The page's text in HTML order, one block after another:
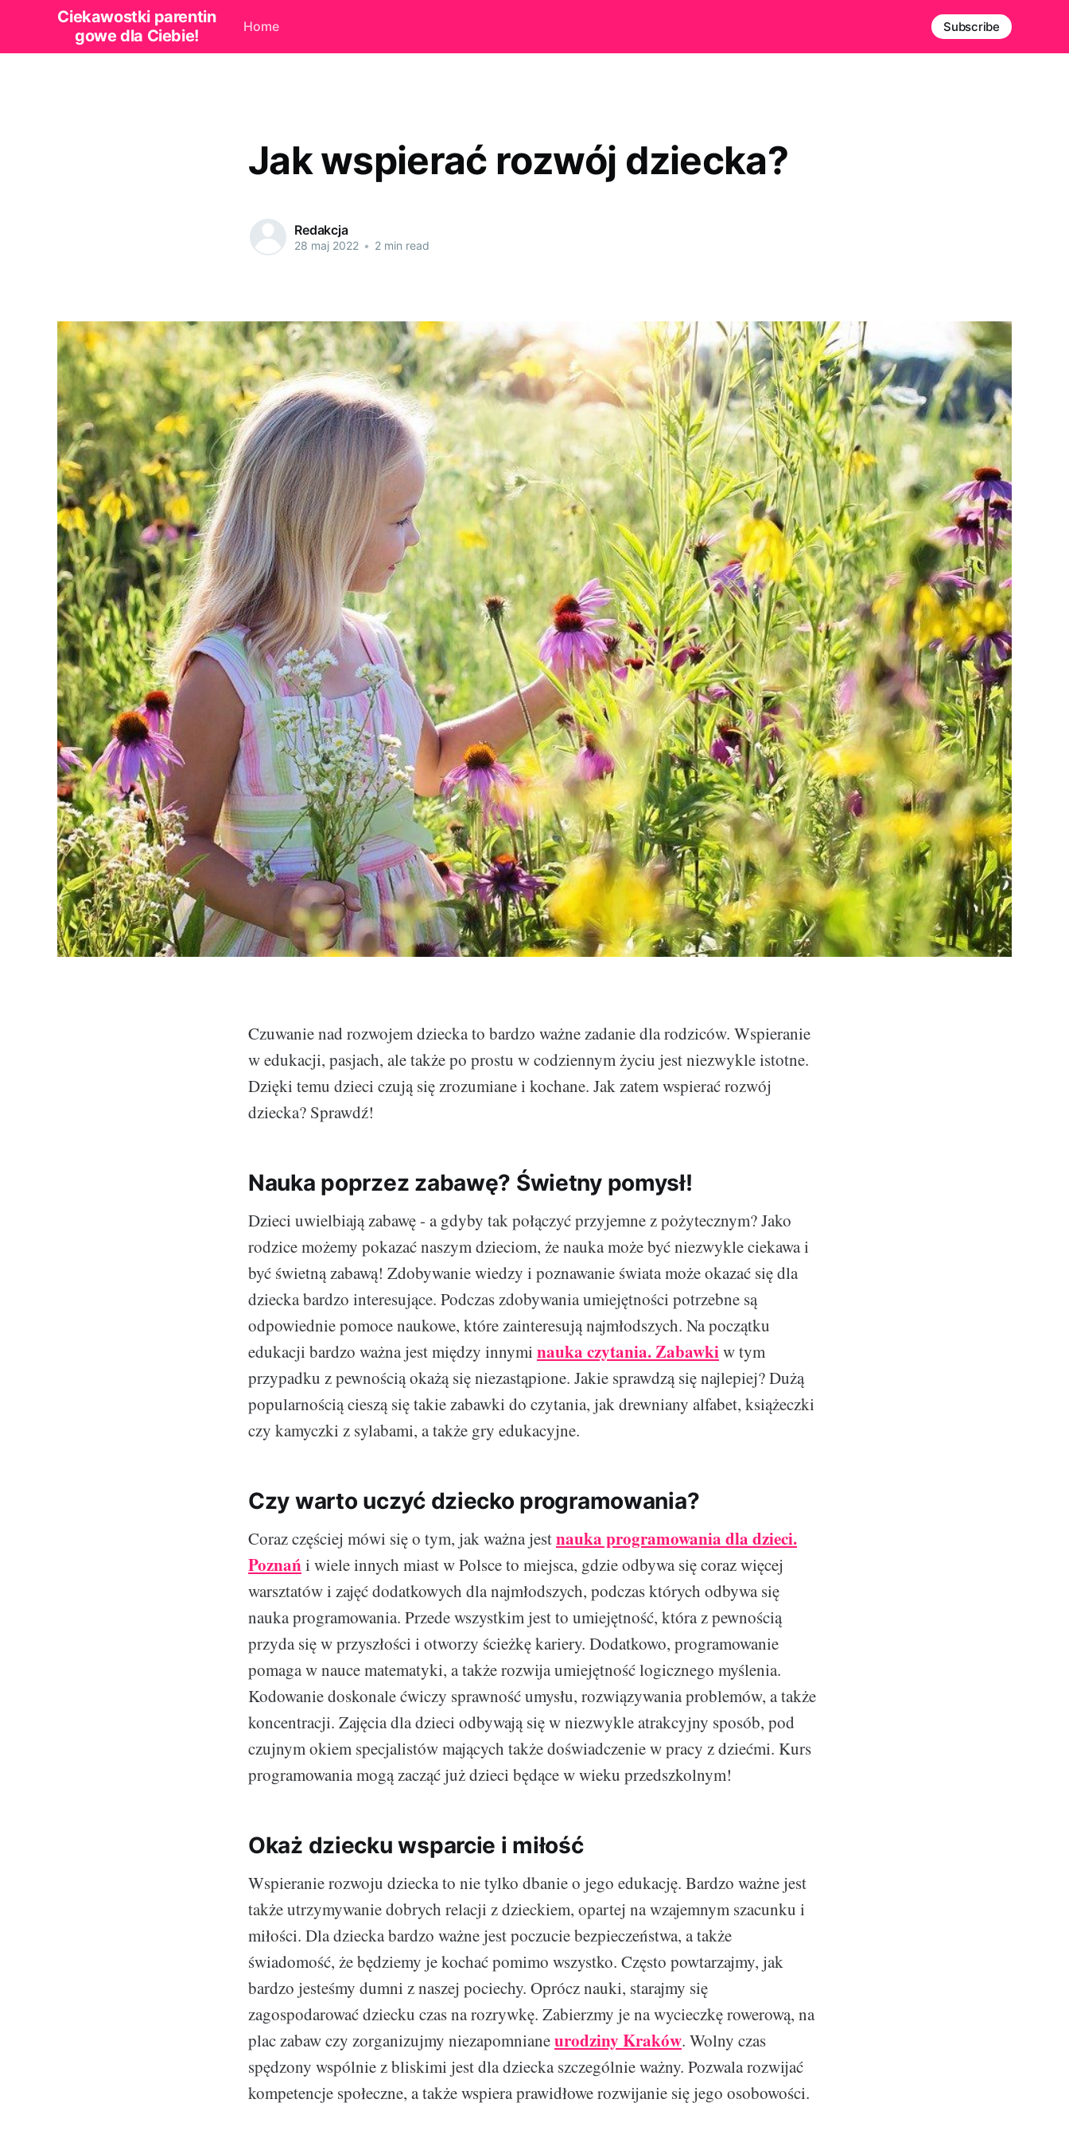
Ciekawostki parentin
gowe dla Ciebie!
Home Subscribe
Jak wspierać rozwój dziecka?
Redakcja
28 maj 2022 • 2 min read
Czuwanie nad rozwojem dziecka to bardzo ważne zadanie dla rodziców. Wspieranie
w edukacji, pasjach, ale także po prostu w codziennym życiu jest niezwykle istotne.
Dzięki temu dzieci czują się zrozumiane i kochane. Jak zatem wspierać rozwój
dziecka? Sprawdź!
Nauka poprzez zabawę? Świetny pomysł!
Dzieci uwielbiają zabawę - a gdyby tak połączyć przyjemne z pożytecznym? Jako
rodzice możemy pokazać naszym dzieciom, że nauka może być niezwykle ciekawa i
być świetną zabawą! Zdobywanie wiedzy i poznawanie świata może okazać się dla
dziecka bardzo interesujące. Podczas zdobywania umiejętności potrzebne są
odpowiednie pomoce naukowe, które zainteresują najmłodszych. Na początku
edukacji bardzo ważna jest między innymi nauka czytania. Zabawkiw tym
przypadku z pewnością okażą się niezastąpione. Jakie sprawdzą się najlepiej? Dużą
popularnością cieszą się takie zabawki do czytania, jak drewniany alfabet, książeczki
czy kamyczki z sylabami, a także gry edukacyjne.
Czy warto uczyć dziecko programowania?
Coraz częściej mówi się o tym, jak ważna jestnauka programowania dla dzieci.
Poznańi wiele innych miast w Polsce to miejsca, gdzie odbywa się coraz więcej
warsztatów i zajęć dodatkowych dla najmłodszych, podczas których odbywa się
nauka programowania. Przede wszystkim jest to umiejętność, która z pewnością
przyda się w przyszłości i otworzy ścieżkę kariery. Dodatkowo, programowanie
pomaga w nauce matematyki, a także rozwija umiejętność logicznego myślenia.
Kodowanie doskonale ćwiczy sprawność umysłu, rozwiązywania problemów, a także
koncentracji. Zajęcia dla dzieci odbywają się w niezwykle atrakcyjny sposób, pod
czujnym okiem specjalistów mających także doświadczenie w pracy z dziećmi. Kurs
programowania mogą zacząć już dzieci będące w wieku przedszkolnym!
Okaż dziecku wsparcie i miłość
Wspieranie rozwoju dziecka to nie tylko dbanie o jego edukację. Bardzo ważne jest
także utrzymywanie dobrych relacji z dzieckiem, opartej na wzajemnym szacunku i
miłości. Dla dziecka bardzo ważne jest poczucie bezpieczeństwa, a także
świadomość, że będziemy je kochać pomimo wszystko. Często powtarzajmy, jak
bardzo jesteśmy dumni z naszej pociechy. Oprócz nauki, starajmy się
zagospodarować dziecku czas na rozrywkę. Zabierzmy je na wycieczkę rowerową, na
plac zabaw czy zorganizujmy niezapomnianeurodziny Kraków. Wolny czas
spędzony wspólnie z bliskimi jest dla dziecka szczególnie ważny. Pozwala rozwijać
kompetencje społeczne, a także wspiera prawidłowe rozwijanie się jego osobowości.